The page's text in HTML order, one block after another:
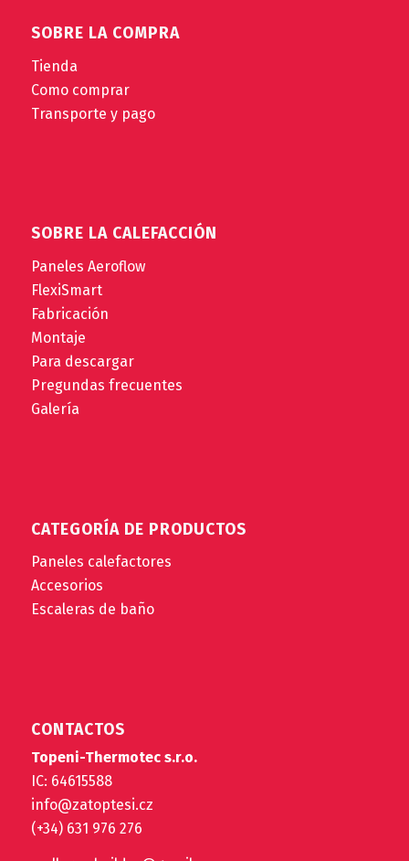
SOBRE LA COMPRA
Tienda
Como comprar
Transporte y pago
SOBRE LA CALEFACCIÓN
Paneles Aeroflow
FlexiSmart
Fabricación
Montaje
Para descargar
Pregundas frecuentes
Galería
CATEGORÍA DE PRODUCTOS
Paneles calefactores
Accesorios
Escaleras de baño
CONTACTOS
Topeni-Thermotec s.r.o.
IC: 64615588
info@zatoptesi.cz
(+34) 631 976 276